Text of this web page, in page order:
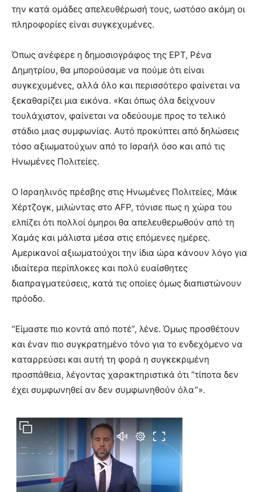
την κατά ομάδες απελευθέρωσή τους, ωστόσο ακόμη οι
πληροφορίες είναι συγκεχυμένες.
Όπως ανέφερε η δημοσιογράφος της ΕΡΤ, Ρένα
Δημητρίου, θα μπορούσαμε να πούμε ότι είναι
συγκεχυμένες, αλλά όλο και περισσότερο φαίνεται να
ξεκαθαρίζει μια εικόνα. «Και όπως όλα δείχνουν
τουλάχιστον, φαίνεται να οδεύουμε προς το τελικό
στάδιο μιας συμφωνίας. Αυτό προκύπτει από δηλώσεις
τόσο αξιωματούχων από το Ισραήλ όσο και από τις
Ηνωμένες Πολιτείες.
Ο Ισραηλινός πρέσβης στις Ηνωμένες Πολιτείες, Μάικ
Χέρτζογκ, μιλώντας στο AFP, τόνισε πως η χώρα του
ελπίζει ότι πολλοί όμηροι θα απελευθερωθούν από τη
Χαμάς και μάλιστα μέσα στις επόμενες ημέρες.
Αμερικανοί αξιωματούχοι την ίδια ώρα κάνουν λόγο για
ιδιαίτερα περίπλοκες και πολύ ευαίσθητες
διαπραγματεύσεις, κατά τις οποίες όμως διαπιστώνουν
πρόοδο.
“Είμαστε πιο κοντά από ποτέ”, λένε. Όμως προσθέτουν
και έναν πιο συγκρατημένο τόνο για το ενδεχόμενο να
καταρρεύσει και αυτή τη φορά η συγκεκριμένη
προσπάθεια, λέγοντας χαρακτηριστικά ότι “τίποτα δεν
έχει συμφωνηθεί αν δεν συμφωνηθούν όλα”».